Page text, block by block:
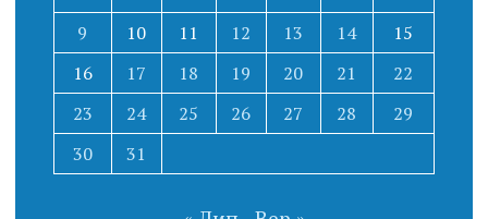
9
10 11 12 13 14
15
16
17 18 19 20 21
22
23
24 25 26 27 28
29
30
31